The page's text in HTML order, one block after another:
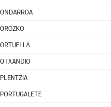
ONDARROA
OROZKO
ORTUELLA
OTXANDIO
PLENTZIA
PORTUGALETE